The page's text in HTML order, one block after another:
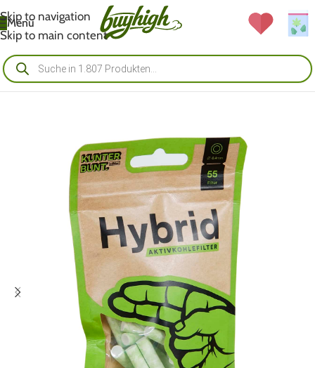
Skip to navigation
Skip to main content
Menü